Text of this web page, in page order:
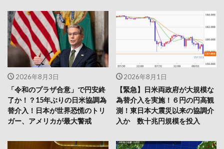
2026年8月3日
「令和のプラザ合意」で円安終
了か！？15年ぶりの日米協調為
替介入！日本が世界恐慌のトリ
ガー、アメリカが最大警戒
2026年8月1日
【緊急】日米両政府が大規模な
為替介入を実施！６円の円高観
測！東日本大震災以来の協調介
入か 数十兆円規模を投入